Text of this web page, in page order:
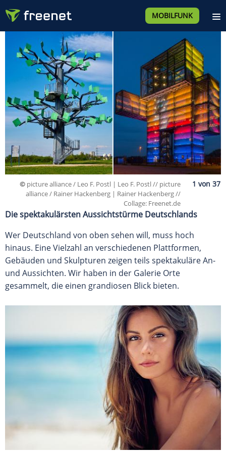
MOBILFUNK
© picture alliance / Leo F. Postl | Leo F. Postl // picture
alliance / Rainer Hackenberg | Rainer Hackenberg //
Collage: Freenet.de
Die spektakulärsten Aussichtstürme Deutschlands
Wer Deutschland von oben sehen will, muss hoch
hinaus. Eine Vielzahl an verschiedenen Plattformen,
Gebäuden und Skulpturen zeigen teils spektakuläre An-
und Aussichten. Wir haben in der Galerie Orte
gesammelt, die einen grandiosen Blick bieten.